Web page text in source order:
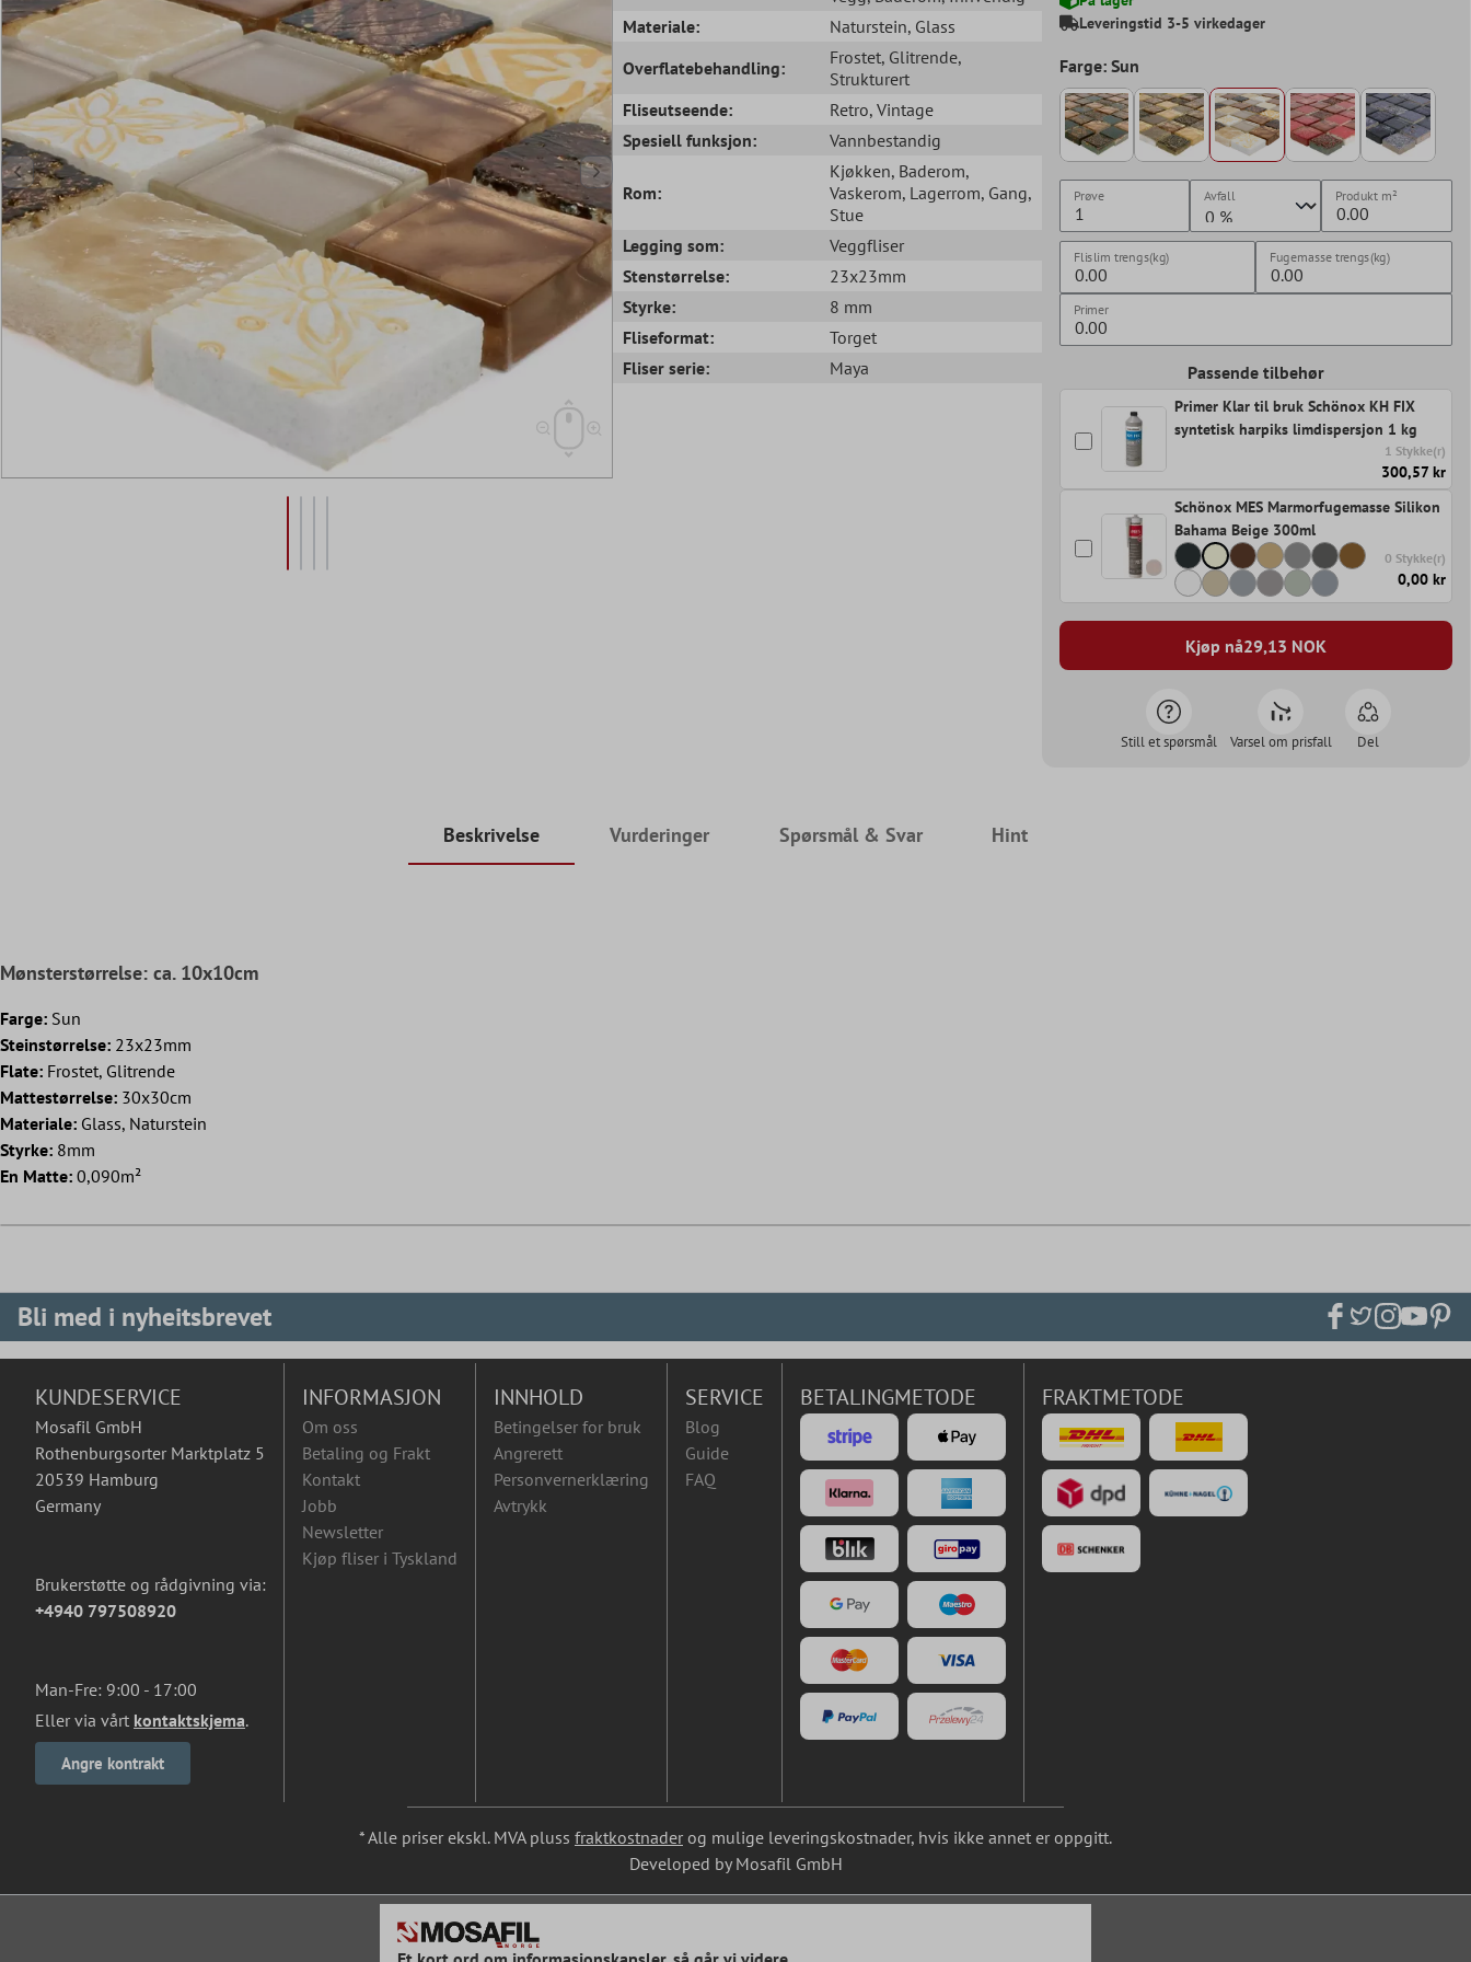
Materiale:
Naturstein, Glass
Overflatebehandling:
Frostet, Glitrende,
Strukturert
Fliseutseende:
Retro, Vintage
Spesiell funksjon:
Vannbestandig
Rom:
Kjøkken, Baderom,
Vaskerom, Lagerrom, Gang,
Stue
Legging som:
Veggfliser
Stenstørrelse:
23x23mm
Styrke:
8 mm
Fliseformat:
Torget
Fliser serie:
Maya
Leveringstid 3-5 virkedager
Farge: Sun
Prøve Avfall Produkt m²
Flislim trengs(kg) Fugemasse trengs(kg)
Primer
Passende tilbehør
Primer Klar til bruk Schönox KH FIX
syntetisk harpiks limdispersjon 1 kg
1 Stykke(r)
300,57 kr
Schönox MES Marmorfugemasse Silikon
Bahama Beige 300ml
0 Stykke(r)
0,00 kr
Kjøp nå29,13 NOK
Still et spørsmål Varsel om prisfall Del
Beskrivelse Vurderinger Spørsmål & Svar Hint
Mønsterstørrelse: ca. 10x10cm
Farge: Sun
Steinstørrelse: 23x23mm
Flate: Frostet, Glitrende
Mattestørrelse: 30x30cm
Materiale: Glass, Naturstein
Styrke: 8mm
En Matte: 0,090m²
Bli med i nyheitsbrevet
KUNDESERVICE
Mosafil GmbH
Rothenburgsorter Marktplatz 5
20539 Hamburg
Germany
Brukerstøtte og rådgivning via:
+4940 797508920
Man-Fre: 9:00 - 17:00
Eller via vårt kontaktskjema.
Angre kontrakt
INFORMASJON
Om oss
Betaling og Frakt
Kontakt
Jobb
Newsletter
Kjøp fliser i Tyskland
INNHOLD
Betingelser for bruk
Angrerett
Personvernerklæring
Avtrykk
SERVICE
Blog
Guide
FAQ
BETALINGMETODE FRAKTMETODE
* Alle priser ekskl. MVA pluss fraktkostnader og mulige leveringskostnader, hvis ikke annet er oppgitt.
Developed by Mosafil GmbH